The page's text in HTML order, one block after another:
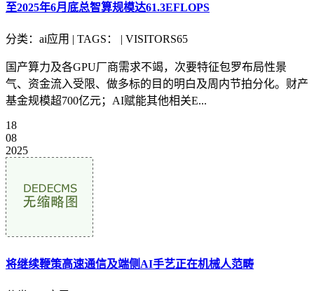
至2025年6月底总智算规模达61.3EFLOPS
分类：ai应用 | TAGS： | VISITORS65
国产算力及各GPU厂商需求不竭，次要特征包罗布局性景
气、资金流入受限、做多标的目的明白及周内节拍分化。财产
基金规模超700亿元；AI赋能其他相关E...
18
08
2025
将继续鞭策高速通信及端侧AI手艺正在机械人范畴